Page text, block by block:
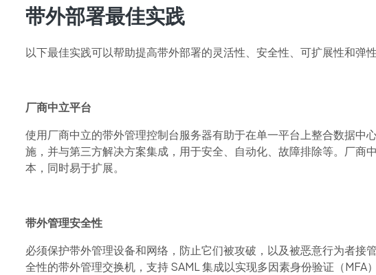
带外部署最佳实践
以下最佳实践可以帮助提高带外部署的灵活性、安全性、可扩展性和弹性
厂商中立平台
使用厂商中立的带外管理控制台服务器有助于在单一平台上整合数据中
施，并与第三方解决方案集成，用于安全、自动化、故障排除等。厂商
本，同时易于扩展。
带外管理安全性
必须保护带外管理设备和网络，防止它们被攻破，以及被恶意行为者接
全性的带外管理交换机，支持SAML集成以实现多因素身份验证（MFA